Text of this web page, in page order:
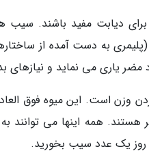
دیابت مفید باشند. سیب
به دست آمده از
نماید و نیازهای بدن به انسولین
وزن است. این میوه فوق
هستند. همه اینها می توانند
روز یک عدد سیب بخورید.